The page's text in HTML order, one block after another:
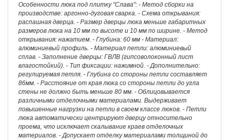
Особенности люка под плитку "Слава": - Метод сборки на
производстве: аргонно-дуговая сварка. - Схема открывания:
распашная дверца. - Размер дверцы люка меньше габаритных
размеров люка на 10 мм по высоте и 10 мм по ширине. - Метод
открывания: нажатием. - Глубина: 60 мм - Материал:
алюминиевый профиль. - Материал петли: алюминиевый
сплав. - Заполнение дверцы: ГВЛВ (гипсоволоконный лист
влагостойкий). - Тип фиксации: нажимной. - Дополнительно:
регулируемая петля. - Глубина со стороны петли составляет
86мм. - Расстояние от края люка со стороны петли до угла
стены не должно быть меньше 80 мм. - Облицовывается
различными отделочными материалами. Выдерживает
повышенные нагрузки на петли в своем классе люков. - Петли
люка автоматически центрируют дверцу относительно
проема, что исключает скалывание краев отделочных
материалов. - Допускает отделку материалами толщиной до